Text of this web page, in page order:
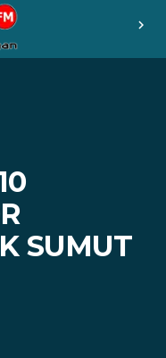
chevron_right
SUMUT